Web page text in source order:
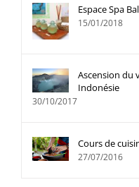
Espace Spa
15/01/2018
Ascension du
Indonésie
30/10/2017
Cours de
27/07/2016